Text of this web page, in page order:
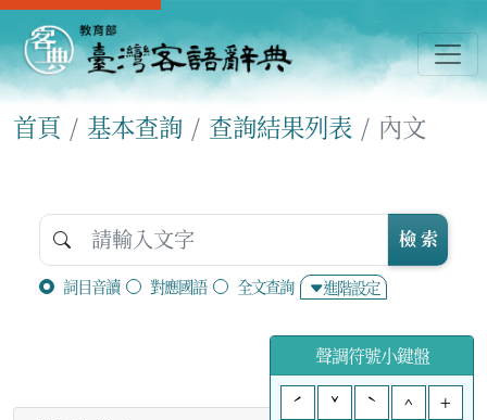
首頁 基本查詢 查詢結果列表 內文
詞目音讀 對應國語 全文查詢 進階設定
檢 索
聲調符號小鍵盤
ˊ
ˇ ˋ ^ +